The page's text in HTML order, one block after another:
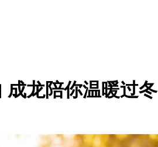
成龙陪你温暖过冬